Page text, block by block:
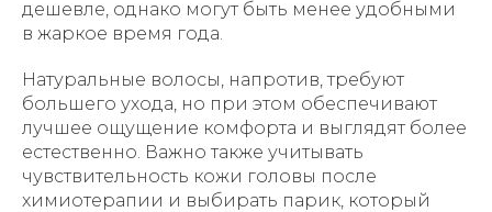
дешевле, однако могут быть менее удобными
в жаркое время года.
Натуральные волосы, напротив, требуют
большего ухода, но при этом обеспечивают
лучшее ощущение комфорта и выглядят более
естественно. Важно также учитывать
чувствительность кожи головы после
химиотерапии и выбирать парик, который